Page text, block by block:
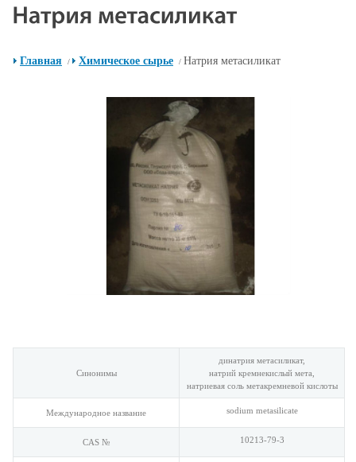
Главная / Химическое сырье / Натрия метасиликат
Синонимы
динатрия метасиликат,
натрий кремнекислый мета,
натриевая соль метакремневой кислоты
Международное название sodium metasilicate
CAS № 10213-79-3